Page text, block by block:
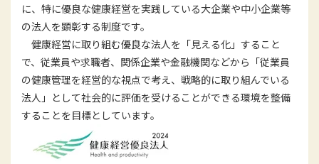
に、特に優良な健康経営を実践している大企業や中小企業等
の法人を顕彰する制度です。
健康経営に取り組む優良な法人を「見える化」すること
で、従業員や求職者、関係企業や金融機関などから「従業員
の健康管理を経営的な視点で考え、戦略的に取り組んでいる
法人」として社会的に評価を受けることができる環境を整備
することを目標としています。